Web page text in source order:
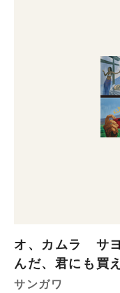
オ、カムラ サ
んだ、君にも買
サンガワ